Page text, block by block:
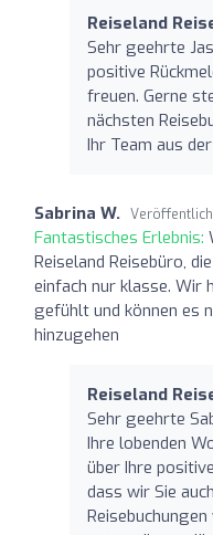
Reiseland
Sehr geehrte
positive
freuen. Gerne
nächsten
Ihr Team aus
Sabrina W.
Fantastisches Erlebnis:
Reiseland Reisebüro,
einfach nur klasse. Wir
gefühlt und können es
hinzugehen
Reiseland
Sehr geehrte
Ihre lobenden
über Ihre
dass wir Sie